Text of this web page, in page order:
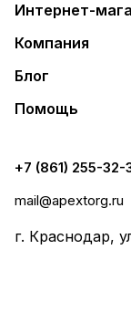
Интернет-
Компания
Блог
Помощь
+7 (861) 255-32-
mail@apextorg.ru
г. Краснодар,